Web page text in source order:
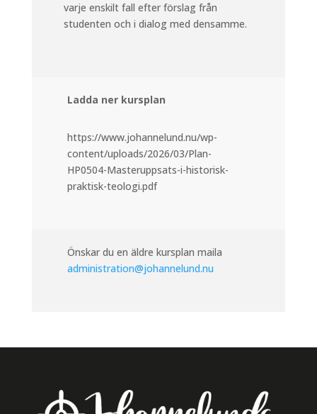
varje enskilt fall efter förslag från
studenten och i dialog med densamme.
Ladda ner kursplan
https://www.johannelund.nu/wp-
content/uploads/2026/03/Plan-
HP0504-Masteruppsats-i-historisk-
praktisk-teologi.pdf
Önskar du en äldre kursplan maila
administration@johannelund.nu